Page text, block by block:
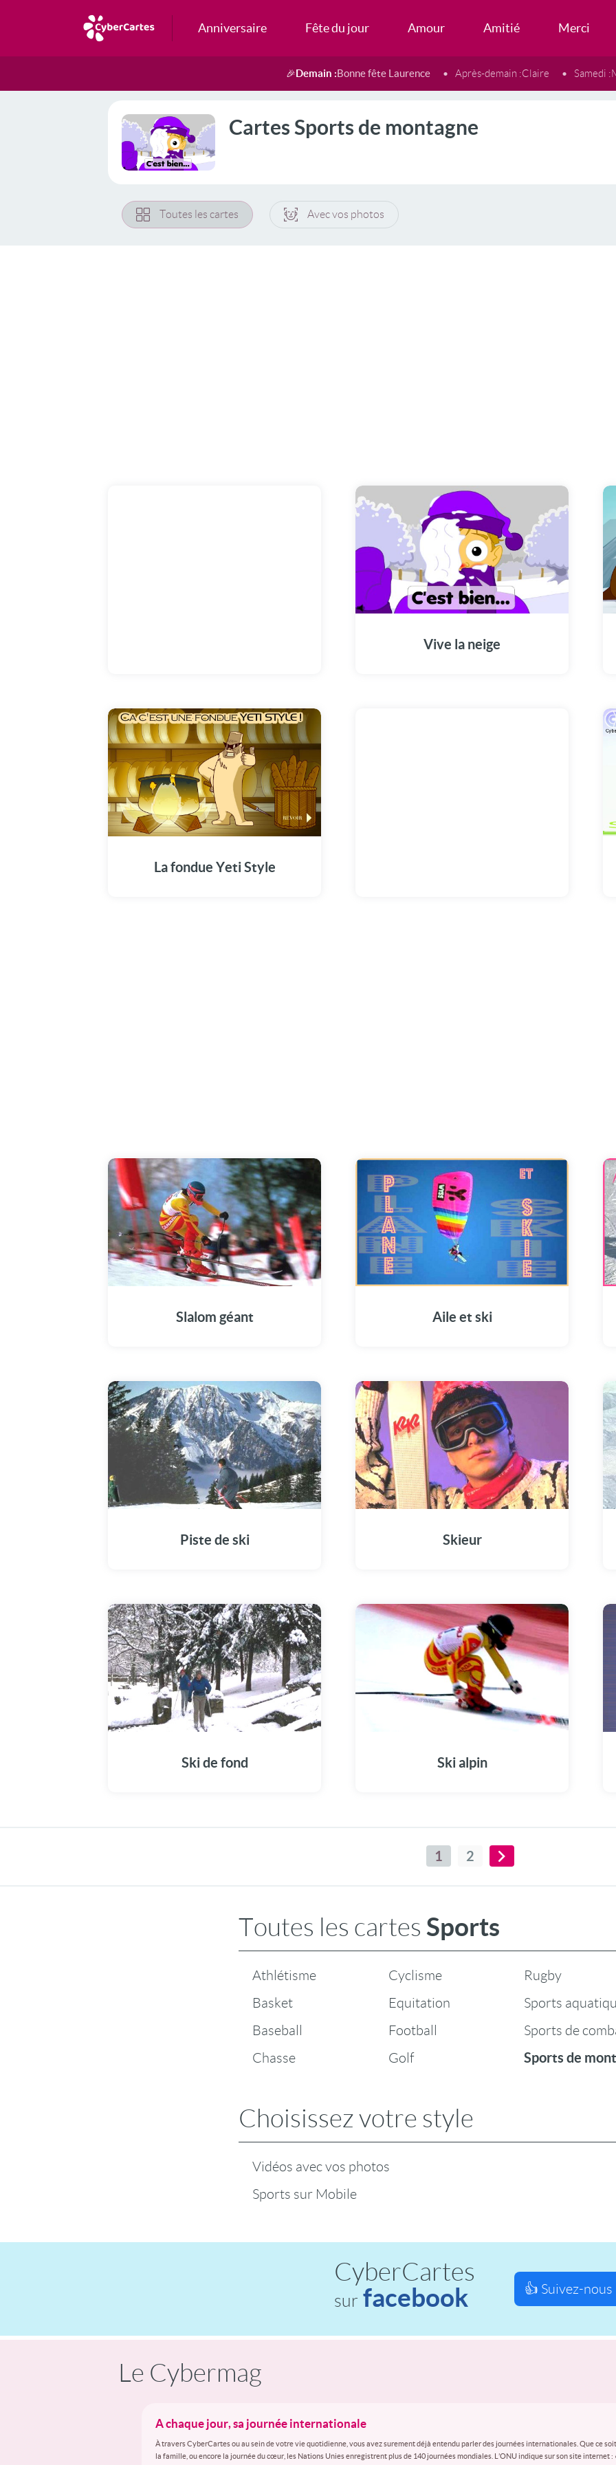
Anniversaire Fête du jour Amour Amitié Merci
🎉Demain :Bonne fête Laurence Après-demain :Claire Samedi :
Cartes Sports de montagne
Toutes les cartes Avec vos photos
Vive la neige
La fondue Yeti Style
Slalom géant Aile et ski
Piste de ski Skieur
Ski de fond Ski alpin
1 2
Toutes les cartes Sports
Athlétisme
Basket
Baseball
Chasse
Cyclisme
Equitation
Football
Golf
Rugby
Sports
Sports de
Sports de
Choisissez votre style
Vidéos avec vos photos
Sports sur Mobile
CyberCartes
sur facebook 👍 Suivez-nous
Le Cybermag
A chaque jour, sa journée internationale
À travers CyberCartes ou au sein de votre vie quotidienne, vous avez surement déjà entendu parler des journées internationales. Que ce
la famille, ou encore la journée du cœur, les Nations Unies enregistrent plus de 140 journées mondiales. L’ONU indique sur son site internet